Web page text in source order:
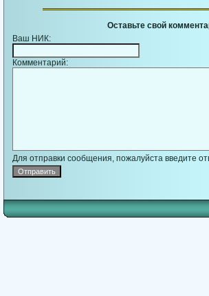
Оставьте свой
Ваш НИК:
Комментарий:
Для отправки сообщения, пожалуйста введите